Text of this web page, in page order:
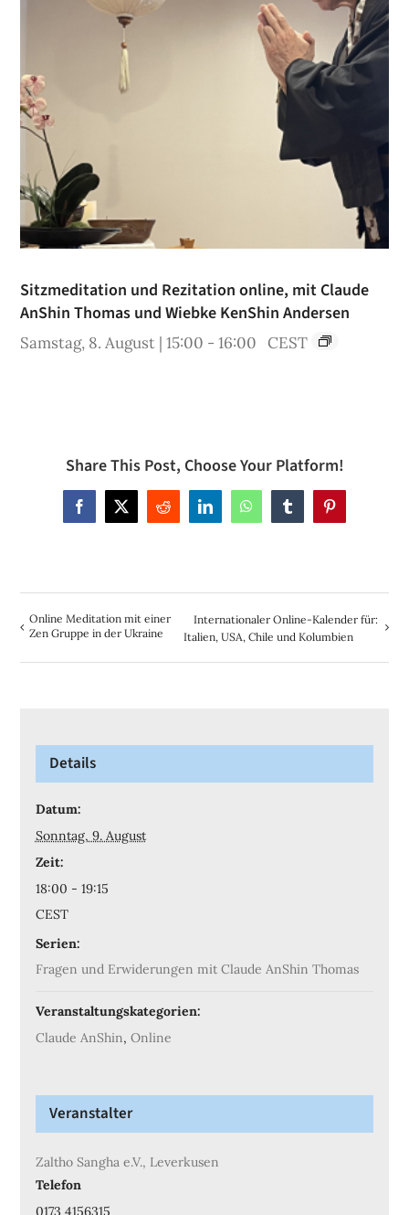
Sitzmeditation und Rezitation online, mit Claude
AnShin Thomas und Wiebke KenShin Andersen
Samstag, 8. August | 15:00 -16:00 CEST
Share This Post, Choose Your Platform!
Facebook
X Reddit LinkedInWhatsAppTumblrPinterest
Online Meditation mit einer
Zen Gruppe in der Ukraine
Internationaler Online-Kalender für:
Italien, USA, Chile und Kolumbien
Details
Datum:
Sonntag, 9. August
Zeit:
18:00 - 19:15
CEST
Serien:
Fragen und Erwiderungen mit Claude AnShin Thomas
Veranstaltungskategorien:
Claude AnShin, Online
Veranstalter
Zaltho Sangha e.V., Leverkusen
Telefon